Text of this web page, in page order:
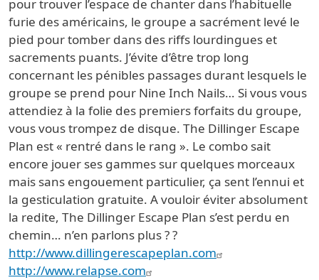
pour trouver l’espace de chanter dans l’habituelle
furie des américains, le groupe a sacrément levé le
pied pour tomber dans des riffs lourdingues et
sacrements puants. J’évite d’être trop long
concernant les pénibles passages durant lesquels le
groupe se prend pour Nine Inch Nails… Si vous vous
attendiez à la folie des premiers forfaits du groupe,
vous vous trompez de disque. The Dillinger Escape
Plan est « rentré dans le rang ». Le combo sait
encore jouer ses gammes sur quelques morceaux
mais sans engouement particulier, ça sent l’ennui et
la gesticulation gratuite. A vouloir éviter absolument
la redite, The Dillinger Escape Plan s’est perdu en
chemin… n’en parlons plus ? ?
http://www.dillingerescapeplan.com
http://www.relapse.com